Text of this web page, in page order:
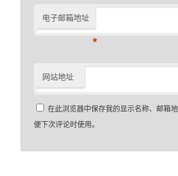
电子邮箱地址
*
网站地址
在此浏览器中保存我的显示名称、邮箱
便下次评论时使用。